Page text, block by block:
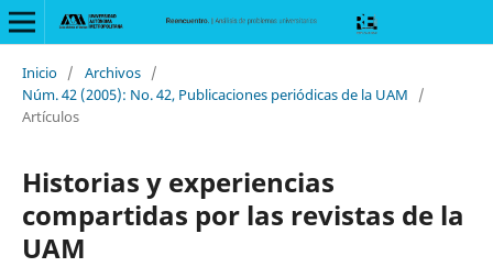
Inicio / Archivos /
Núm. 42 (2005): No. 42, Publicaciones periódicas de la UAM
/
Artículos
Historias y experiencias
compartidas por las revistas de la
UAM